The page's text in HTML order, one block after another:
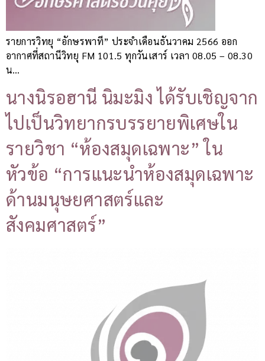
รายการวิทยุ “อักษรพาที” ประจำเดือนธันวาคม 2566 ออก
อากาศที่สถานีวิทยุ FM 101.5 ทุกวันเสาร์ เวลา 08.05 – 08.30
น…
นางนิรอฮานี นิมะมิง ได้รับเชิญจาก
ไปเป็นวิทยากรบรรยายพิเศษใน
รายวิชา “ห้องสมุดเฉพาะ” ใน
หัวข้อ “การแนะนำห้องสมุดเฉพาะ
ด้านมนุษยศาสตร์และ
สังคมศาสตร์”